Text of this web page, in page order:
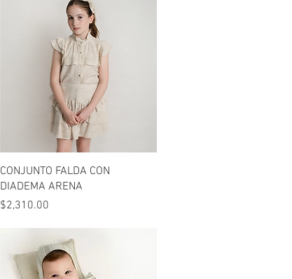
Vista rápida
CONJUNTO FALDA CON
DIADEMA ARENA
Precio
$2,310.00